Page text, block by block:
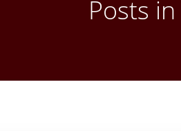
Posts in